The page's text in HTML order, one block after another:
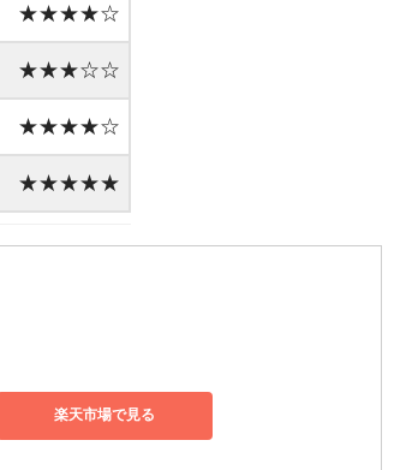
★★★★☆
★★★☆☆
★★★★☆
★★★★★
楽天市場で見る